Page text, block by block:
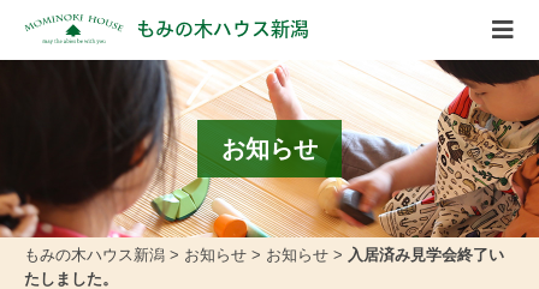
もみの木ハウス新潟
お知らせ
もみの木ハウス新潟 > お知らせ > お知らせ > 入居済み見学会終了い
たしました。